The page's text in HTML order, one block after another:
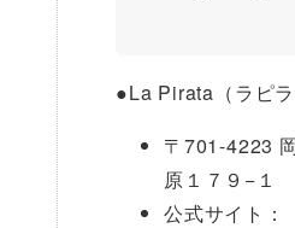
●La Pirata（ラピラ
〒701-4223
原１７９−１
公式サイト：